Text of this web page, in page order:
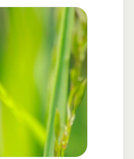
Holzbock
(Ixodes
ricinus)